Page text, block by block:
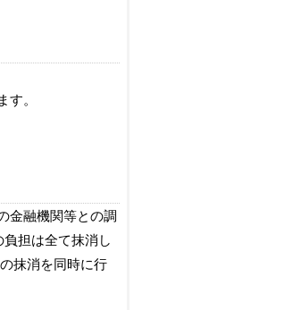
。
金融機関等との調
担は全て抹消し
抹消を同時に行